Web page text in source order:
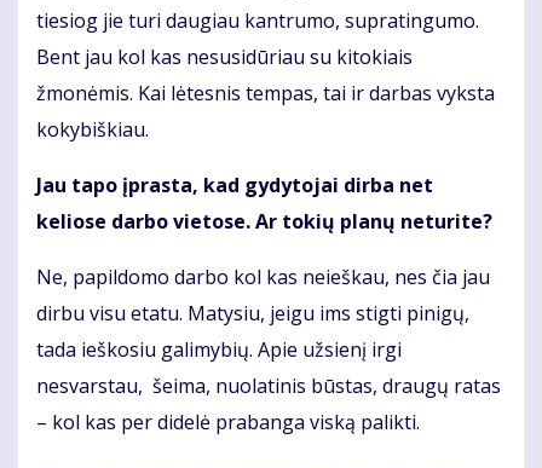
tiesiog jie turi daugiau kantrumo, supratingumo.
Bent jau kol kas nesusidūriau su kitokiais
žmonėmis. Kai lėtesnis tempas, tai ir darbas vyksta
kokybiškiau.
Jau tapo įprasta, kad gydytojai dirba net
keliose darbo vietose. Ar tokių planų neturite?
Ne, papildomo darbo kol kas neieškau, nes čia jau
dirbu visu etatu. Matysiu, jeigu ims stigti pinigų,
tada ieškosiu galimybių. Apie užsienį irgi
nesvarstau, šeima, nuolatinis būstas, draugų ratas
– kol kas per didelė prabanga viską palikti.